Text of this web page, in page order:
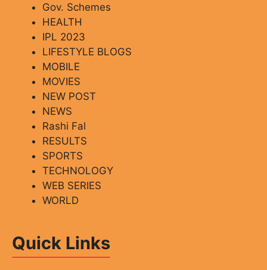
Gov. Schemes
HEALTH
IPL 2023
LIFESTYLE BLOGS
MOBILE
MOVIES
NEW POST
NEWS
Rashi Fal
RESULTS
SPORTS
TECHNOLOGY
WEB SERIES
WORLD
Quick Links